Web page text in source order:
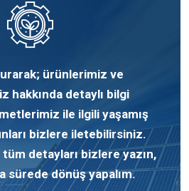
ürünlerimiz ve
hakkında detaylı bilgi
ile ilgili yaşamış
bizlere iletebilirsiniz.
detayları bizlere yazın,
sürede dönüş yapalım.